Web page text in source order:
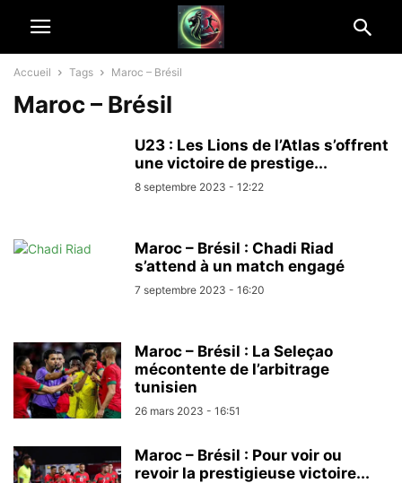
Accueil Tags Maroc – Brésil
Maroc – Brésil
U23 : Les Lions de l’Atlas s’offrent
une victoire de prestige...
8 septembre 2023 - 12:22
Maroc – Brésil : Chadi Riad
s’attend à un match engagé
7 septembre 2023 - 16:20
Maroc – Brésil : La Seleçao
mécontente de l’arbitrage
tunisien
26 mars 2023 - 16:51
Maroc – Brésil : Pour voir ou
revoir la prestigieuse victoire...